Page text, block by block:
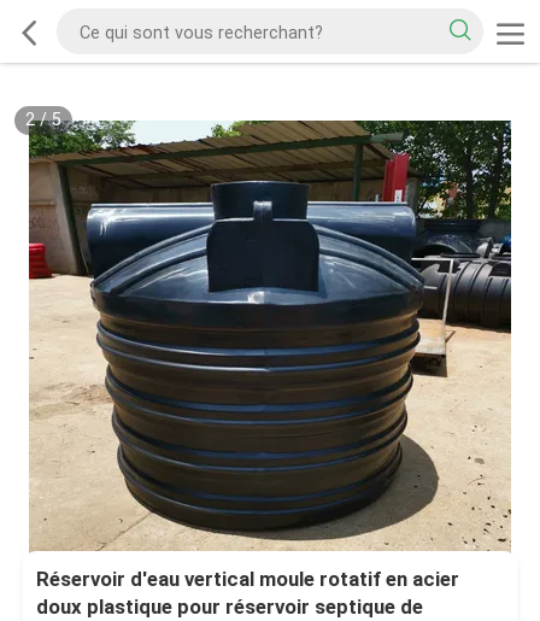
2/5
Réservoir d'eau vertical moule rotatif en acier
doux plastique pour réservoir septique de